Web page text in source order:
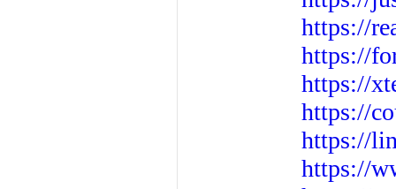
https://
https://
https://
https://
https://
https://